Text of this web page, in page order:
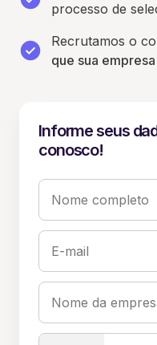
processo de
Recrutamos o
que sua
Informe seus
conosco!
Nome completo
E-mail
Nome da